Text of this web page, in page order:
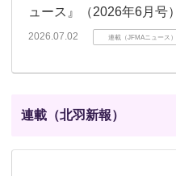
ュース』（2026年6月号）
2026.07.02 連載（JFMAニュース）
連載（北羽新報）